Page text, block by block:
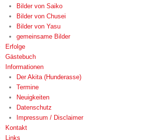
Bilder von Saiko
Bilder von Chusei
Bilder von Yasu
gemeinsame Bilder
Erfolge
Gästebuch
Informationen
Der Akita (Hunderasse)
Termine
Neuigkeiten
Datenschutz
Impressum / Disclaimer
Kontakt
Links